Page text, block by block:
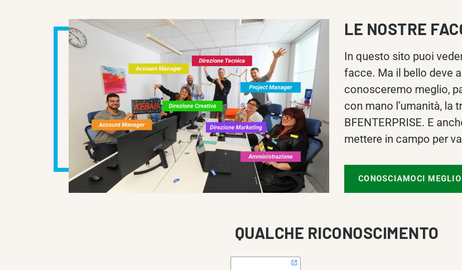
LE NOSTRE
In questo sito puoi
facce. Ma il bello deve
conosceremo meglio,
con mano l’umanità, la
BFENTERPRISE. E
mettere in campo per
CONOSCIAMOCI MEGLIO
QUALCHE RICONOSCIMENTO